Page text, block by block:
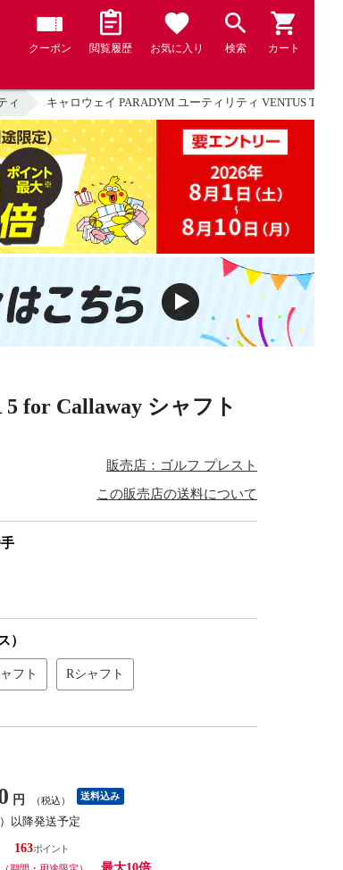
クーポン 閲覧履歴 お気に入り 検索 カート
ィ キャロウェイ PARADYM ユーティリティ VENTUS TR 5
for Callaway シャフト
販売店：ゴルフ プレスト
この販売店の送料について
）
フト Rシャフト
円 （税込） 送料込み
以降発送予定
163